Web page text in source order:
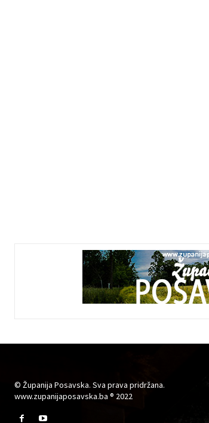
© Županija Posavska. Sva prava pridržana.
www.zupanijaposavska.ba ® 2022